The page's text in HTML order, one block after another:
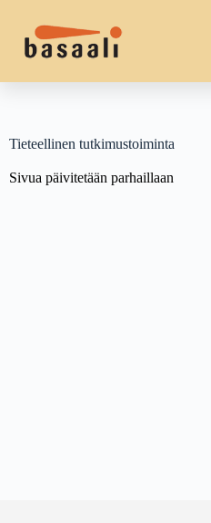
Tieteellinen tutkimustoiminta
Sivua päivitetään parhaillaan